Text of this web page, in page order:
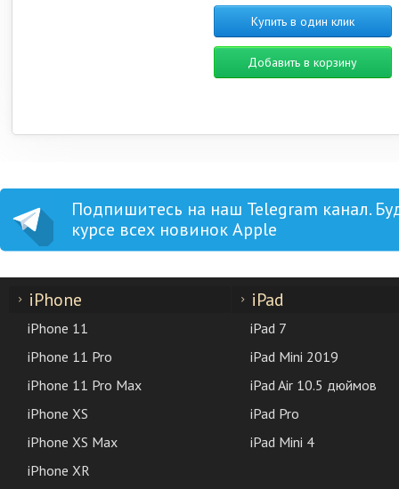
Купить в один клик
Добавить в корзину
Подпишитесь на наш Telegram канал.
курсе всех новинок Apple
iPhone
iPhone 11
iPhone 11 Pro
iPhone 11 Pro Max
iPhone XS
iPhone XS Max
iPhone XR
iPad
iPad 7
iPad Mini 2019
iPad Air 10.5 дюймов
iPad Pro
iPad Mini 4